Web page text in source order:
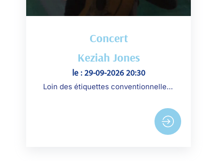
Concert
Keziah Jones
le : 29-09-2026 20:30
Loin des étiquettes conventionnelles, Keziah Jones a créé un style très personnel (qu’il nomme « Blu Funk »)